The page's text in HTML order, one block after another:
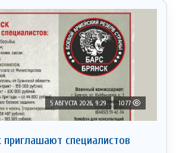
5 АВГУСТА 2026, 9:29 1077
cпециaлистoв